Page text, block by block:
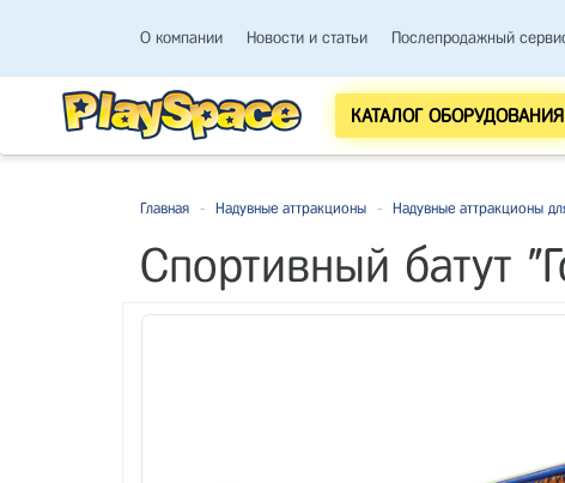
О компании Новости и статьи Послепродажный
КАТАЛОГ ОБОРУДОВАНИЯ
Главная - Надувные аттракционы - Надувные аттракционы
Спортивный батут